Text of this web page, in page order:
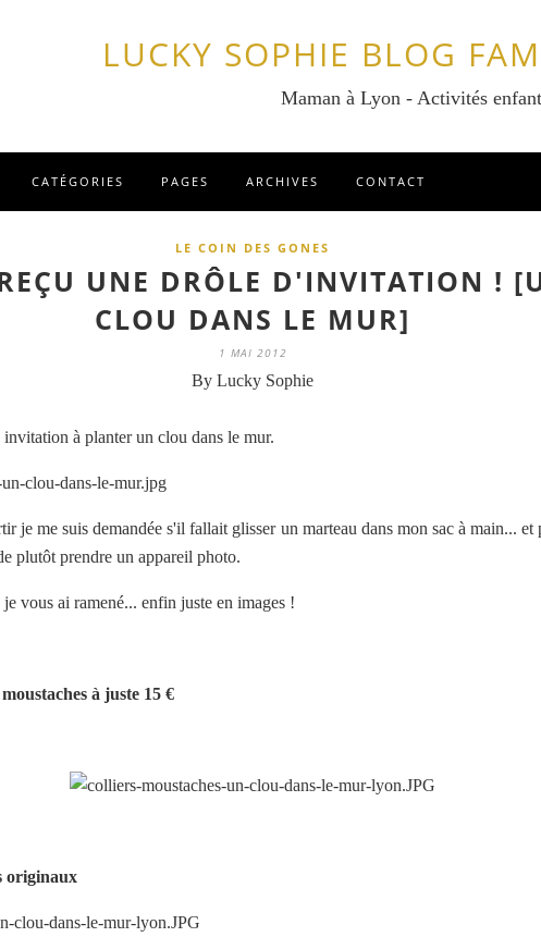
LUCKY SOPHIE BLOG
Maman à Lyon - Activités
CATÉGORIES PAGES ARCHIVES CONTACT
LE COIN DES GONES
UNE DRÔLE D'INVITATION !
CLOU DANS LE MUR]
1 MAI 2012
By Lucky Sophie
invitation à planter un clou dans le mur.
je me suis demandée s'il fallait glisser un marteau dans mon sac à main... et
plutôt prendre un appareil photo.
vous ai ramené... enfin juste en images !
à juste 15 €
originaux